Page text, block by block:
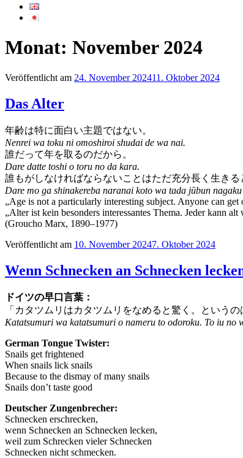
Monat: November 2024
Veröffentlicht am 24. November 202411. Oktober 2024
Das Alter
年齢は特に面白い主題ではない。
Nenrei wa toku ni omoshiroi shudai de wa nai.
誰だって年を取るのだから。
Dare datte toshi o toru no da kara.
誰もがしなければならないことはただ充分長く生き
Dare mo ga shinakereba naranai koto wa tada jūbun
„Age is not a particularly interesting subject. Anyone can
„Alter ist kein besonders interessantes Thema. Jeder kann
(Groucho Marx, 1890–1977)
Veröffentlicht am 10. November 20247. Oktober 2024
Wenn Schnecken an Schnecken
ドイツの早口言葉：
「カタツムリはカタツムリをなめると驚く。という
Katatsumuri wa katatsumuri o nameru to odoroku. To iu
German Tongue Twister:
Snails get frightened
When snails lick snails
Because to the dismay of many snails
Snails don’t taste good
Deutscher Zungenbrecher:
Schnecken erschrecken,
wenn Schnecken an Schnecken lecken,
weil zum Schrecken vieler Schnecken
Schnecken nicht schmecken.